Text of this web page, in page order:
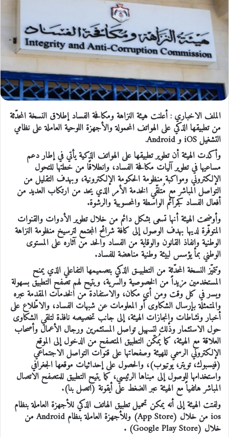
الملف الاخباري : أعلنت هيئة النزاهة ومكافحة الفساد إطلاق النسخة المحدّثة
من تطبيقها الذكي على الهواتف المحمولة والأجهزة اللوحية العاملة على نظامي
التشغيل iOS و Android.
وأكدت الهيئة أن تطوير تطبيقها على الهواتف الذكية يأتي في إطار دعم
مساعيها في تطوير آليات مكافحة الفساد، وانطلاقًا من خطتها للتحول
الإلكتروني ومواكبة منظومة الحكومة الإلكترونية، وبهدف التقليل من
التواصل المباشر مع مُتلقّي الخدمة الأمر الذي يحد من ارتكاب العديد من
أفعال الفساد كجرائم الواسطة والمحسوبية والرشوة.
وأوضحت الهيئة أنها تسعى بشكل دائم من خلال تطوير الأدوات والقنوات
المتوفّرة لديها بهدف الوصول إلى كافة شرائح المجتمع لترسيخ منظومة النزاهة
الوطنية وإنفاذ القانون والوقاية من الفساد والحد من آثاره على المستوى
الوطني بما يؤسس لبيئة وطنية مناهضة للفساد.
وتتميّز النسخة المحدّثة من التطبيــق الذكي بتصميمها التفاعلي الذي يمنح
المستخدمين مزيداً من الخصوصية والسّرية، ويتيح لهم ﺗﺼﻔﺢ اﻟﺘﻄﺒﻴﻖ ﺑﺴﻬﻮﻟﺔ
وﻳﺴر في كل وقت ومن أي مكان، والاستفادة من الخدمات المقدمة عبره
والمتمثلة بإرسال الشكاوى أو المعلومات عن شبهات الفساد، والاطّلاع على
أخبار ونشاطات وإنجازات الهيئة، إلى جانب تخصيصه نافذة لتلقي الشكاوى
حول الاستثمار وذلك لتسهيل تواصل المستثمرين ورجال الأعمال وأصحاب
العلاقة مع الهيئة، كما يُمكّن التطبيق المتصفح من الدخول إلى الموقع
الإلكتروني الرسمي للهيئة وصفحاتها على قنوات التواصل الاجتماعي
(فيسبوك، تويتر، يوتيوب)، والحصول على إحداثيات موقعها الجغرافي
واستخدامها للوصول إلى مبناها الرئيسي، كما يتيح التطبيق للمتصفح الاتصال
المباشر هاتفياً مع الهيئة عبر الضغط على أيقونة (اتصل بنا).
ولفتت الهيئة إلى أنه يمكن تحميل تطبيق الهاتف الذكي للأجهزة العاملة بنظام
ios من خلال (App Store) وللأجهزة العاملة بنظام Android من
خلال (Google Play Store) .